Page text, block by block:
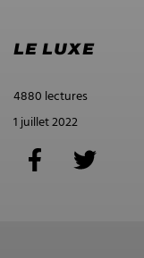
LE LUXE
4880 lectures
1 juillet 2022